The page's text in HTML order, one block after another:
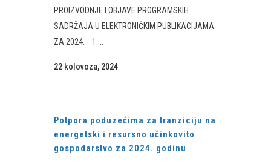
PROIZVODNJE I OBJAVE PROGRAMSKIH
SADRŽAJA U ELEKTRONIČKIM PUBLIKACIJAMA
ZA 2024. 1....
22 kolovoza, 2024
Potpora poduzećima za tranziciju na
energetski i resursno učinkovito
gospodarstvo za 2024. godinu